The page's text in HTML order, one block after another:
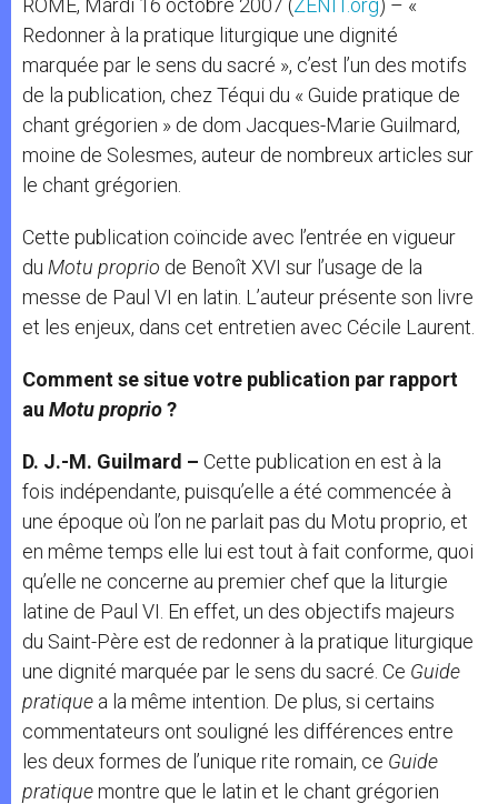
r
ROME, Mardi 16 octobre 2007 (ZENIT.org) – «
Redonner à la pratique liturgique une dignité
marquée par le sens du sacré », c’est l’un des motifs
de la publication, chez Téqui du « Guide pratique de
chant grégorien » de dom Jacques-Marie Guilmard,
moine de Solesmes, auteur de nombreux articles sur
le chant grégorien.
Cette publication coïncide avec l’entrée en vigueur
du Motu proprio de Benoît XVI sur l’usage de la
messe de Paul VI en latin. L’auteur présente son livre
et les enjeux, dans cet entretien avec Cécile Laurent.
Comment se situe votre publication par rapport
au Motu proprio?
D. J.-M. Guilmard – Cette publication en est à la
fois indépendante, puisqu’elle a été commencée à
une époque où l’on ne parlait pas du Motu proprio, et
en même temps elle lui est tout à fait conforme, quoi
qu’elle ne concerne au premier chef que la liturgie
latine de Paul VI. En effet, un des objectifs majeurs
du Saint-Père est de redonner à la pratique liturgique
une dignité marquée par le sens du sacré. Ce Guide
pratique a la même intention. De plus, si certains
commentateurs ont souligné les différences entre
les deux formes de l’unique rite romain, ce Guide
pratiquemontre que le latin et le chant grégorien